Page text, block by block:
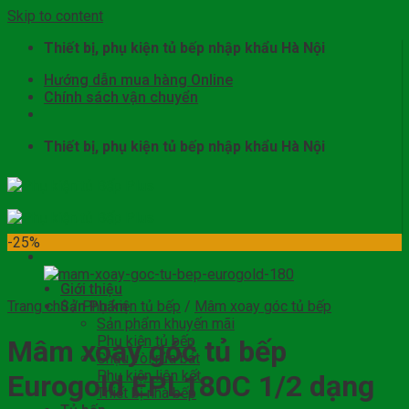
Skip to content
Thiết bị, phụ kiện tủ bếp nhập khẩu Hà Nội
Hướng dẫn mua hàng Online
Chính sách vận chuyển
Thiết bị, phụ kiện tủ bếp nhập khẩu Hà Nội
Giới thiệu
Sản Phẩm
Sản phẩm khuyến mãi
Phụ kiện tủ bếp
Chậu vòi rửa bát
Phụ kiện liên kết
Thiết bị nhà bếp
-25%
Trang chủ / Phụ kiện tủ bếp / Mâm xoay góc tủ bếp
Mâm xoay góc tủ bếp
Eurogold EPL180C 1/2 dạng